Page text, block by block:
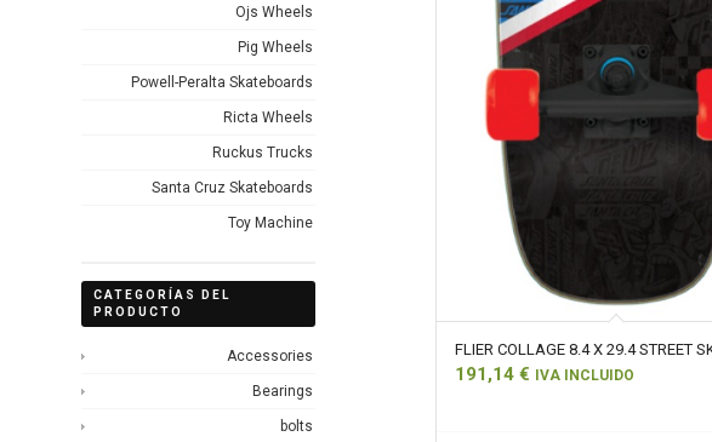
FLIER COLLAGE 8.4 X 29.4 STREET
191,14 € IVA INCLUIDO
Ojs Wheels
Pig Wheels
Powell-Peralta Skateboards
Ricta Wheels
Ruckus Trucks
Santa Cruz Skateboards
Toy Machine
CATEGORÍAS DEL
PRODUCTO
Accessories
Bearings
bolts